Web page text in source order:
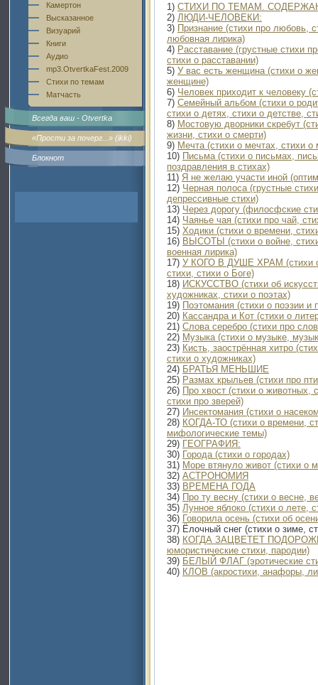
Камертон
Высказанное
Визуарий
Книги
Аудио
mp3.OtvertkaFest.2009
Стихи по темам
Матчасть
Всегда ваш - Otvertka
«Прости за почерг...» (ikki)
Блокнот
1) СТИХИ ПО ТЕМАМ.
2) ЛЮДИ-ЧЕЛОВЕКИ:
3) Признание (стихи про любовь,
любовная лирика)
4) Расставание (грустные стихи
стихи о расставании)
5) У вас есть женщина (стихи о
женщине)
6) Человек приходит к человеку
7) Семейный альбом (стихи о
стихи о детях, стихи о детстве,
8) Мостовую дворники скребут
жизни, стихи о смерти)
9) Мечта (стихи о мечтах, стихи о
10) Письма (стихи о письмах,
поздравления в стихах)
11) Я не желаю участи иной
12) Черная полоса (грустные
депрессивные стихи)
13) Через дорогу (филосфские
14) Чаянье чая (стихи про чай,
15) Ходики (стихи о времени,
16) ВЫСОТЫ (стихи о войне,
военная лирика)
17) У КОГО В ДУШЕ ХРАМ (стихи о
стихи, стихи о Боге)
18) ИСКУССТВО (стихи об
художниках, стихи о поэтах)
19) Поэтомания (стихи о поэзии и
20) Кассандра и Кот (стихи о
21) Слова серебро (стихи про
22) Музыка (стихи о музыке,
23) Кисть, заострённая хитро
стихи о художниках)
24) БРАТЬЯ МЕНЬШИЕ
25) Размах крыльев (стихи про
26) Про хвост (стихи о животных,
стихи про зверей)
27) Инсектомания (стихи о
28) КОГДА-ТО (стихи о времени,
мифологические темы)
29) ГЕОГРАФИЯ:
30) Города (стихи о городах)
31) Море втянуло живот (стихи о
32) АСТРОНОМИЯ
33) ВРЕМЕНА ГОДА
34) Про ту весну (стихи о весне,
35) Лунное яблоко (стихи о лете,
36) Говорила осень (стихи об
37) Ёлочный снег (стихи о зиме,
38) КОГДА ЗАЦВЕТЕТ
юмористические стихи, пародии)
39) БЕЛЫЙ ФЛАГ (эротические
40) КЛОВ (акростихи, анафоры,